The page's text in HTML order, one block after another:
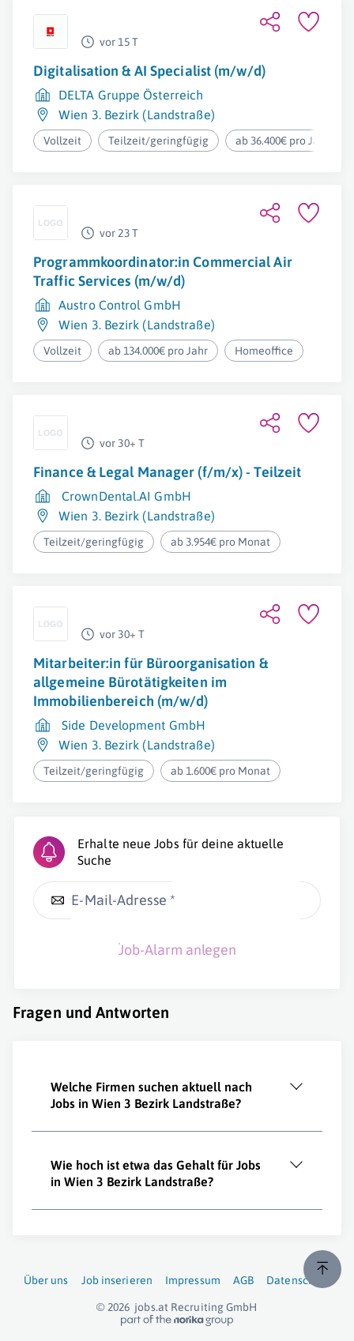
vor 15 T
Digitalisation & AI Specialist (m/w/d)
DELTA Gruppe Österreich
Wien 3. Bezirk (Landstraße)
Vollzeit Teilzeit/geringfügig ab 36.400€ pro Jahr
vor 23 T
Programmkoordinator:in Commercial Air
Traffic Services (m/w/d)
Austro Control GmbH
Wien 3. Bezirk (Landstraße)
Vollzeit ab 134.000€ pro Jahr Homeoffice
vor 30+ T
Finance & Legal Manager (f/m/x) - Teilzeit
CrownDental.AI GmbH
Wien 3. Bezirk (Landstraße)
Teilzeit/geringfügig ab 3.954€ pro Monat
vor 30+ T
Mitarbeiter:in für Büroorganisation &
allgemeine Bürotätigkeiten im
Immobilienbereich (m/w/d)
Side Development GmbH
Wien 3. Bezirk (Landstraße)
Teilzeit/geringfügig ab 1.600€ pro Monat
Erhalte neue Jobs für deine aktuelle
Suche
E-Mail-Adresse *
Job-Alarm anlegen
Fragen und Antworten
Welche Firmen suchen aktuell nach
Jobs in Wien 3 Bezirk Landstraße?
Wie hoch ist etwa das Gehalt für Jobs
in Wien 3 Bezirk Landstraße?
Über uns Job inserieren Impressum AGB Datenschutz
© 2026 jobs.at Recruiting GmbH